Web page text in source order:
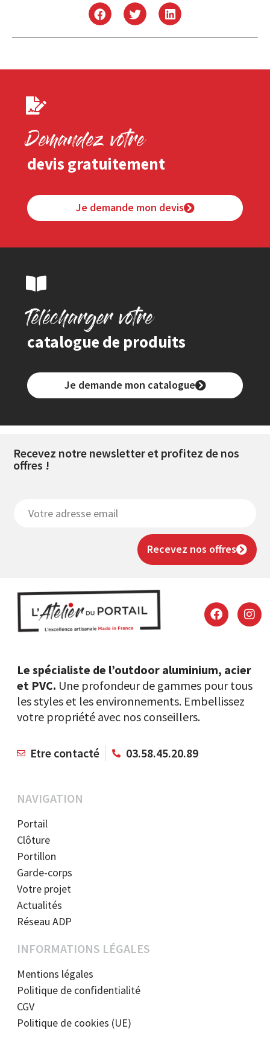
Demandez votre
devis gratuitement
Je demande mon devis
Télécharger votre
catalogue de produits
Je demande mon catalogue
Recevez notre newsletter et profitez de nos
offres !
Recevez nos offres
Le spécialiste de l’outdoor aluminium, acier
et PVC. Une profondeur de gammes pour tous
les styles et les environnements. Embellissez
votre propriété avec nos conseillers.
Etre contacté 03.58.45.20.89
NAVIGATION
Portail
Clôture
Portillon
Garde-corps
Votre projet
Actualités
Réseau ADP
INFORMATIONS LÉGALES
Mentions légales
Politique de confidentialité
CGV
Politique de cookies (UE)